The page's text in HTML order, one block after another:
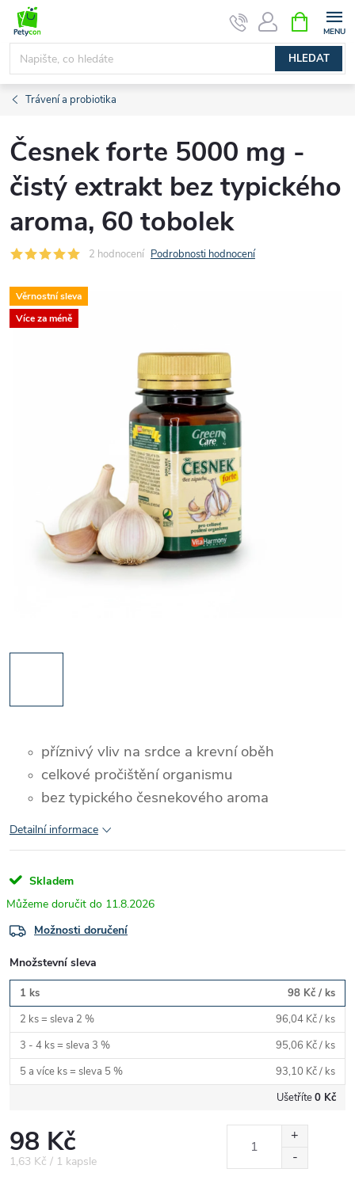
obsah
HLEDAT
KOŠÍK
Trávení a probiotika
Česnek forte 5000 mg -
čistý extrakt bez typického
aroma, 60 tobolek
2 hodnocení Podrobnosti hodnocení
Věrnostní sleva
Více za méně
příznivý vliv na srdce a krevní oběh
celkové pročištění organismu
bez typického česnekového aroma
Detailní informace
Skladem
11.8.2026
Možnosti doručení
Množstevní sleva
1 ks 98 Kč / ks
2 ks = sleva 2 %
96,04 Kč/ ks
3 - 4 ks = sleva 3 %
95,06 Kč/ ks
5 a více ks = sleva 5 %
93,10 Kč/ ks
Ušetříte0 Kč
98 Kč
Měrná
1,63 Kč / 1 kapsle